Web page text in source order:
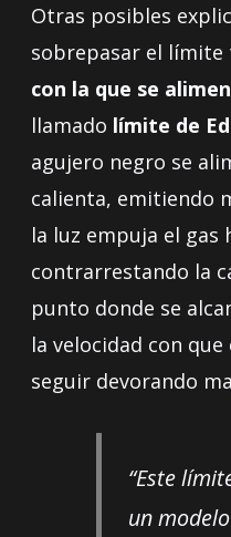
Otras posibles
sobrepasar el límite
con la que se
llamado límite de
agujero negro se
calienta, emitiendo
la luz empuja el gas
contrarrestando la
punto donde se
la velocidad con
seguir devorando
“Este
un